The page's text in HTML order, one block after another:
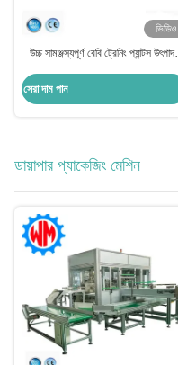
ভিডিও
উচ্চ সামঞ্জস্যপূর্ণ বেবি ট্রেনিং প্যান্টস উৎপাদন
সেরা দাম পান
ডায়াপার প্যাকেজিং মেশিন